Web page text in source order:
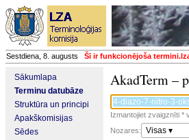
Sestdiena, 8. augusts Šī ir funkcionējoša
Sākumlapa
Terminu datubāze
Struktūra un principi
Apakškomisijas
Sēdes
AkadTerm –
Izmantojiet zvaigznīti *
Nozares:
Visas ▾